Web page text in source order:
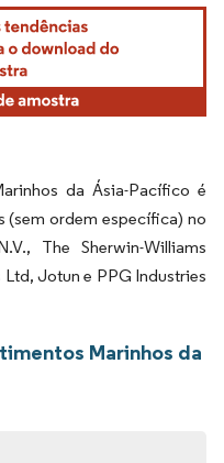
atribuição conforme CC BY 4.0.
da Ásia-Pacífico é
(sem ordem específica) no
The Sherwin-Williams
Jotun e PPG Industries
Marinhos da